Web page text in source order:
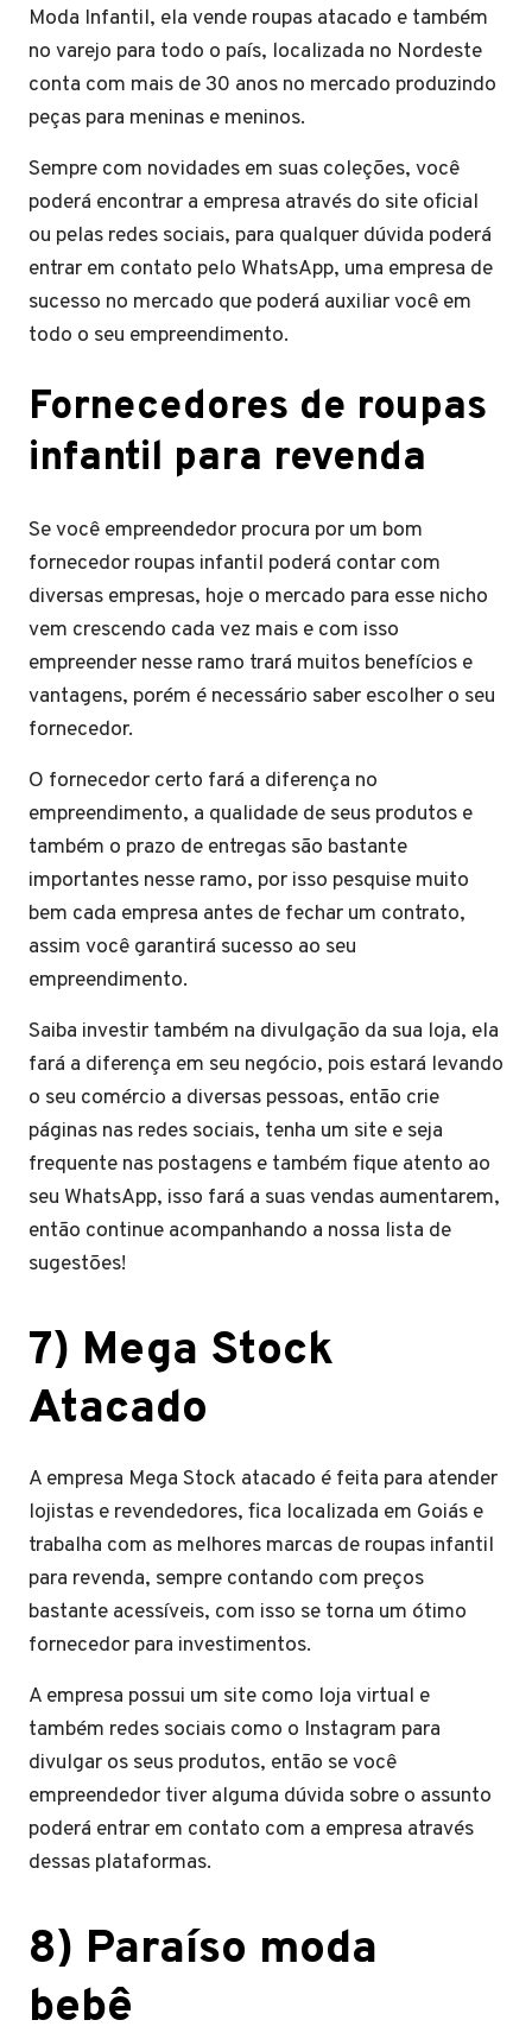
Moda Infantil, ela vende roupas atacado e também
no varejo para todo o país, localizada no Nordeste
conta com mais de 30 anos no mercado produzindo
peças para meninas e meninos.
Sempre com novidades em suas coleções, você
poderá encontrar a empresa através do site oficial
ou pelas redes sociais, para qualquer dúvida poderá
entrar em contato pelo WhatsApp, uma empresa de
sucesso no mercado que poderá auxiliar você em
todo o seu empreendimento.
Fornecedores de roupas
infantil para revenda
Se você empreendedor procura por um bom
fornecedor roupas infantil poderá contar com
diversas empresas, hoje o mercado para esse nicho
vem crescendo cada vez mais e com isso
empreender nesse ramo trará muitos benefícios e
vantagens, porém é necessário saber escolher o seu
fornecedor.
O fornecedor certo fará a diferença no
empreendimento, a qualidade de seus produtos e
também o prazo de entregas são bastante
importantes nesse ramo, por isso pesquise muito
bem cada empresa antes de fechar um contrato,
assim você garantirá sucesso ao seu
empreendimento.
Saiba investir também na divulgação da sua loja, ela
fará a diferença em seu negócio, pois estará levando
o seu comércio a diversas pessoas, então crie
páginas nas redes sociais, tenha um site e seja
frequente nas postagens e também fique atento ao
seu WhatsApp, isso fará a suas vendas aumentarem,
então continue acompanhando a nossa lista de
sugestões!
7) Mega Stock
Atacado
A empresa Mega Stock atacado é feita para atender
lojistas e revendedores, fica localizada em Goiás e
trabalha com as melhores marcas de roupas infantil
para revenda, sempre contando com preços
bastante acessíveis, com isso se torna um ótimo
fornecedor para investimentos.
A empresa possui um site como loja virtual e
também redes sociais como o Instagram para
divulgar os seus produtos, então se você
empreendedor tiver alguma dúvida sobre o assunto
poderá entrar em contato com a empresa através
dessas plataformas.
8) Paraíso moda
bebê